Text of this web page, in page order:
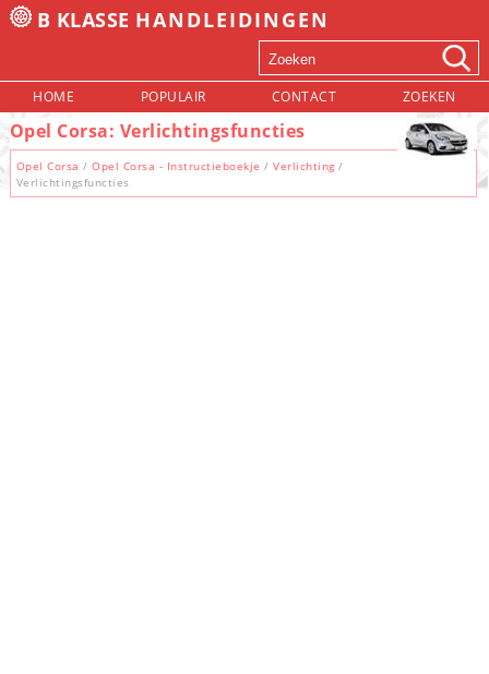
B KLASSE HANDLEIDINGEN
HOME POPULAIR CONTACT ZOEKEN
Opel Corsa: Verlichtingsfuncties
Opel Corsa /Opel Corsa - Instructieboekje /Verlichting /
Verlichtingsfuncties